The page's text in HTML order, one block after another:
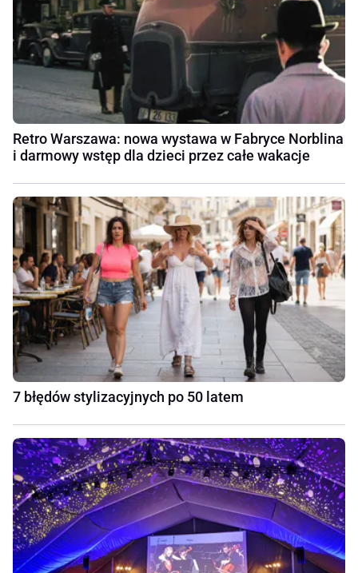
Retro Warszawa: nowa wystawa w Fabryce Norblina
i darmowy wstęp dla dzieci przez całe wakacje
7 błędów stylizacyjnych po 50 latem